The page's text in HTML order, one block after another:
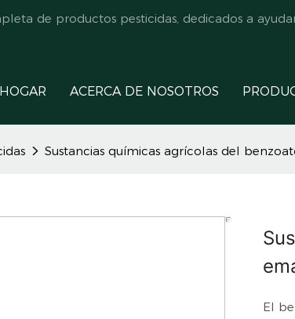
de productos pesticidas, dedicados a
HOGAR ACERCA DE NOSOTROS
Sustancias químicas agrícolas del
El